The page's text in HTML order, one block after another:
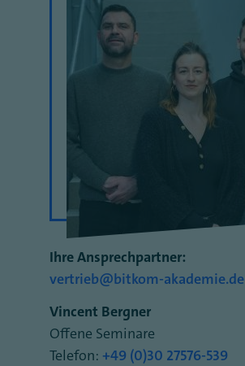
Ihre Ansprechpartner:
vertrieb@bitkom-akademie.de
Vincent Bergner
Offene Seminare
Telefon: +49 (0)30 27576-539